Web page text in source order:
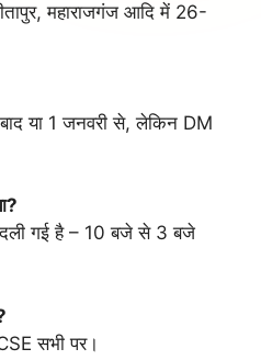
महाराजगंज आदि में 26-
या 1 जनवरी से, लेकिन DM
गई है – 10 बजे से 3 बजे
सभी पर।